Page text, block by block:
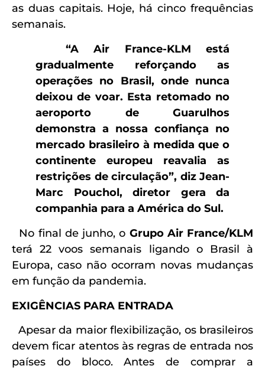
as duas capitais. Hoje, há cinco frequências
semanais.
“A Air France-KLM está
gradualmente reforçando as
operações no Brasil, onde nunca
deixou de voar. Esta retomado no
aeroporto de Guarulhos
demonstra a nossa confiança no
mercado brasileiro à medida que o
continente europeu reavalia as
restrições de circulação”, diz Jean-
Marc Pouchol, diretor gera da
companhia para a América do Sul.
No final de junho, o Grupo Air France/KLM
terá 22 voos semanais ligando o Brasil à
Europa, caso não ocorram novas mudanças
em função da pandemia.
EXIGÊNCIAS PARA ENTRADA
Apesar da maior flexibilização, os brasileiros
devem ficar atentos às regras de entrada nos
países do bloco. Antes de comprar a